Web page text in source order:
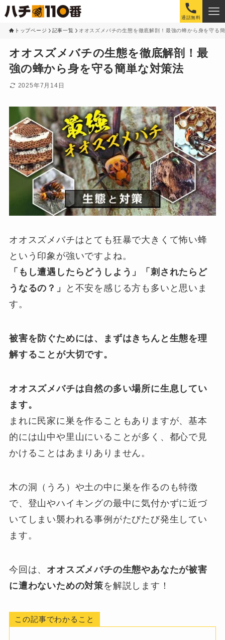
通話無料
トップページ 記事一覧 オオスズメバチの生態を徹底解剖！最強の蜂から身を守る
オオスズメバチの生態を徹底解剖！最
強の蜂から身を守る簡単な対策法
2025年7月14日
オオスズメバチはとても狂暴で大きくて怖い蜂
という印象が強いですよね。
「もし遭遇したらどうしよう」「刺されたらど
うなるの？」
と不安を感じる方も多いと思いま
す。
被害を防ぐためには、まずはきちんと生態を理
解することが大切です。
オオスズメバチは自然の多い場所に生息してい
ます。
まれに民家に巣を作ることもありますが、基本
的には山中や里山にいることが多く、都心で見
かけることはあまりありません。
木の洞（うろ）や土の中に巣を作るのも特徴
で、登山やハイキングの最中に気付かずに近づ
いてしまい襲われる事例がたびたび発生してい
ます。
今回は、 オオスズメバチの生態やあなたが被害
に遭わないための対策を解説します！
この記事でわかること